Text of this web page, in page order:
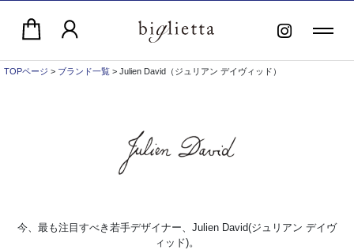
TOPページ > ブランド一覧 > Julien David（ジュリアン デイヴィッド）
今、最も注目すべき若手デザイナー、Julien David(ジュリアン デイヴ
ィッド)。